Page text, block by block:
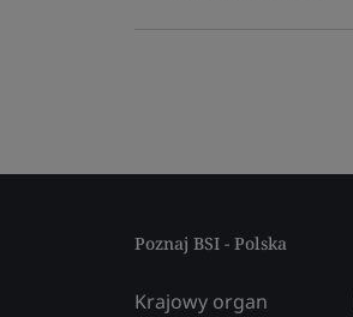
Poznaj BSI - Polska
Krajowy organ